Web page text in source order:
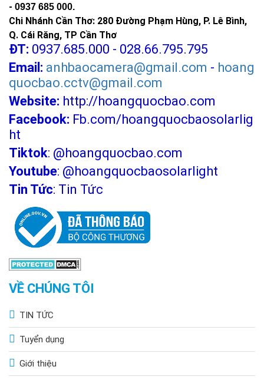
- 0937 685 000.
Chi Nhánh Cần Thơ: 280 Đường Phạm Hùng, P. Lê Bình,
Q. Cái Răng, TP Cần Thơ
ĐT: 0937.685.000 - 028.66.795.795
Email: anhbaocamera@gmail.com - hoang
quocbao.cctv@gmail.com
Website: http://hoangquocbao.com
Facebook: Fb.com/hoangquocbaosolarlig
ht
Tiktok: @hoangquocbao.com
Youtube: @hoangquocbaosolarlight
Tin Tức: Tin Tức
VỀ CHÚNG TÔI
TIN TỨC
Tuyển dụng
Giới thiệu